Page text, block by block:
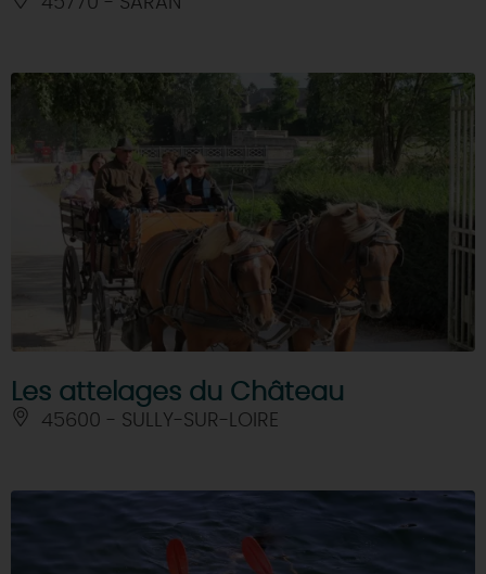
Les attelages du Château
45600 - SULLY-SUR-LOIRE